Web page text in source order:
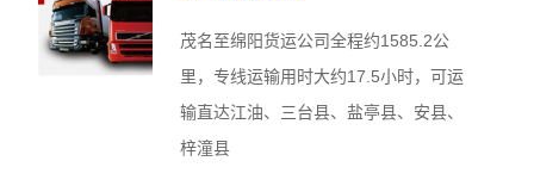
茂名至绵阳货运公司全程约1585.2公
里，专线运输用时大约17.5小时，可运
输直达江油、三台县、盐亭县、安县、
梓潼县